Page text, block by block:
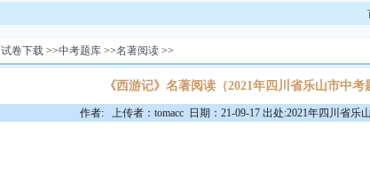
试卷下载>>中考题库>>名著阅读>>
《西游记》名著阅读（2021年四川省乐山市中考
作者: 上传者：tomacc 日期：21-09-17 出处:2021年四川省乐